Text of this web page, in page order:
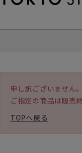
申し訳ございません。
ご指定の商品は販売
TOPへ戻る